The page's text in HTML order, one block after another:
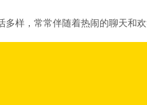
样，常常伴随着热闹的聊天和